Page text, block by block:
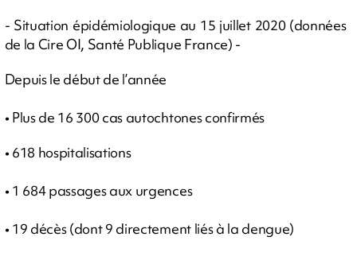
- Situation épidémiologique au 15 juillet 2020 (données
de la Cire OI, Santé Publique France) -
Depuis le début de l’année
• Plus de 16 300 cas autochtones confirmés
• 618 hospitalisations
• 1 684 passages aux urgences
• 19 décès (dont 9 directement liés à la dengue)